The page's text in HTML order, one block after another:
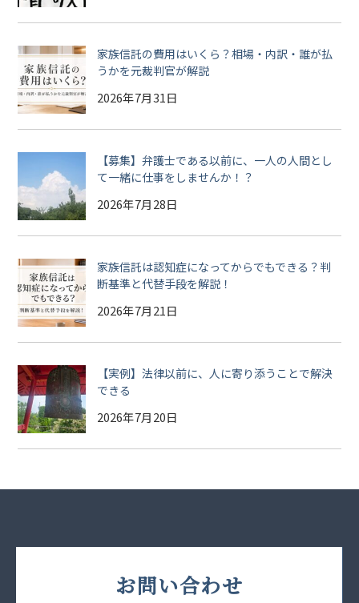
家族信託の費用はいくら？相場・内訳・誰が払
うかを元裁判官が解説
2026年7月31日
【募集】弁護士である以前に、一人の人間とし
て一緒に仕事をしませんか！？
2026年7月28日
家族信託は認知症になってからでもできる？判
断基準と代替手段を解説！
2026年7月21日
【実例】法律以前に、人に寄り添うことで解決
できる
2026年7月20日
お問い合わせ